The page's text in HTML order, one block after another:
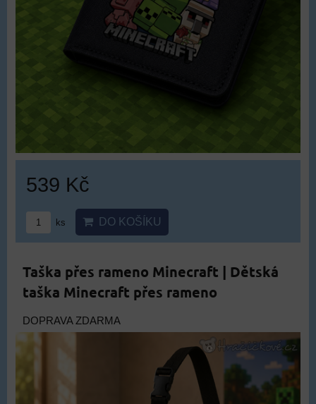
539 Kč
ks DO KOŠÍKU
Taška přes rameno Minecraft | Dětská
taška Minecraft přes rameno
DOPRAVA ZDARMA